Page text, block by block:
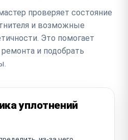
проверяет состояние
и возможные
Это помогает
и подобрать
уплотнений